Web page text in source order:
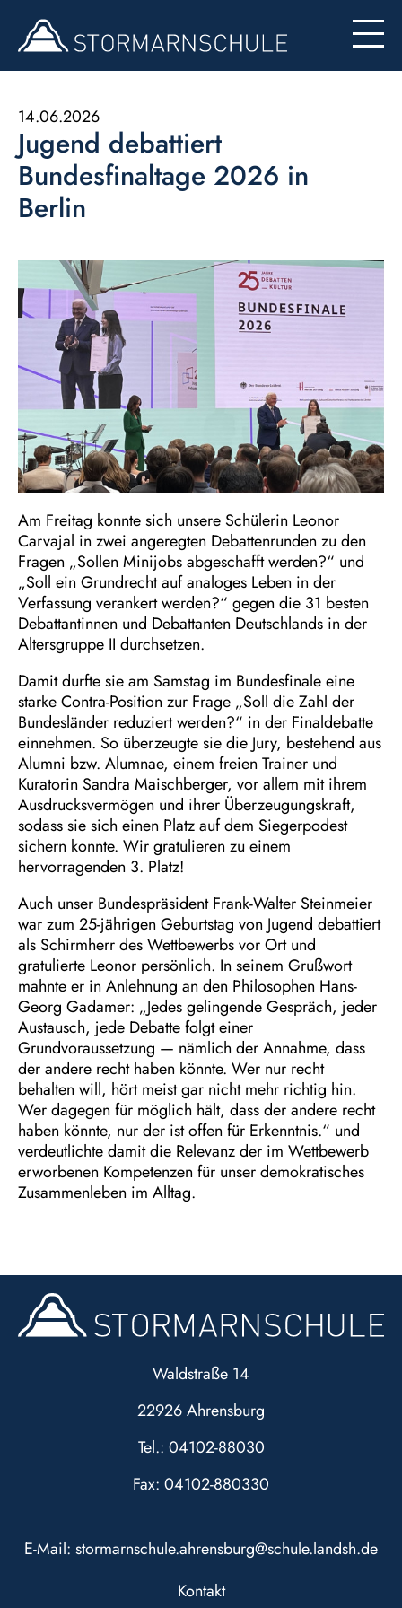
Begabten- und Begabungsförderung (LemaS)
Berufsinfo
Konzept zur Nutzung der Ipads
Für Eltern
Formulare
14.06.2026
Jugend debattiert
Bundesfinaltage 2026 in
Berlin
Am Freitag konnte sich unsere Schülerin Leonor
Carvajal in zwei angeregten Debattenrunden zu den
Fragen „Sollen Minijobs abgeschafft werden?“ und
„Soll ein Grundrecht auf analoges Leben in der
Verfassung verankert werden?“ gegen die 31 besten
Debattantinnen und Debattanten Deutschlands in der
Altersgruppe II durchsetzen.
Damit durfte sie am Samstag im Bundesfinale eine
starke Contra-Position zur Frage „Soll die Zahl der
Bundesländer reduziert werden?“ in der Finaldebatte
einnehmen. So überzeugte sie die Jury, bestehend aus
Alumni bzw. Alumnae, einem freien Trainer und
Kuratorin Sandra Maischberger, vor allem mit ihrem
Ausdrucksvermögen und ihrer Überzeugungskraft,
sodass sie sich einen Platz auf dem Siegerpodest
sichern konnte. Wir gratulieren zu einem
hervorragenden 3. Platz!
Auch unser Bundespräsident Frank-Walter Steinmeier
war zum 25-jährigen Geburtstag von Jugend debattiert
als Schirmherr des Wettbewerbs vor Ort und
gratulierte Leonor persönlich. In seinem Grußwort
mahnte er in Anlehnung an den Philosophen Hans-
Georg Gadamer: „Jedes gelingende Gespräch, jeder
Austausch, jede Debatte folgt einer
Grundvoraussetzung — nämlich der Annahme, dass
der andere recht haben könnte. Wer nur recht
behalten will, hört meist gar nicht mehr richtig hin.
Wer dagegen für möglich hält, dass der andere recht
haben könnte, nur der ist offen für Erkenntnis.“ und
verdeutlichte damit die Relevanz der im Wettbewerb
erworbenen Kompetenzen für unser demokratisches
Zusammenleben im Alltag.
Waldstraße 14
22926 Ahrensburg
Tel.: 04102-88030
Fax: 04102-880330
E-Mail: stormarnschule.ahrensburg@schule.landsh.de
Kontakt